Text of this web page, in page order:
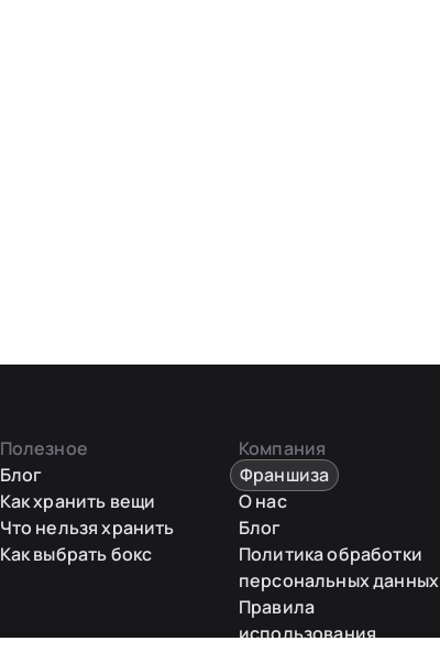
Полезное
Блог
Как хранить вещи
Что нельзя хранить
Как выбрать бокс
Компания
Франшиза
О нас
Блог
Политика обработки
персональных данных
Правила
использования